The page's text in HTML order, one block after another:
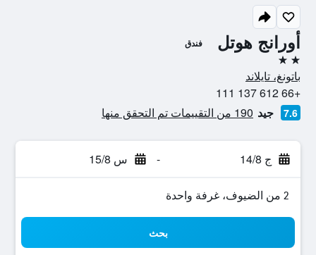
أورانج هوتل فندق
2 نجمتين
باتونغ، تايلاند
+66 612 137 111
7.6 جيد 190 من التقييمات تم التحقق منها
ج 14/8 - س 15/8
2 من الضيوف، غرفة واحدة
بحث